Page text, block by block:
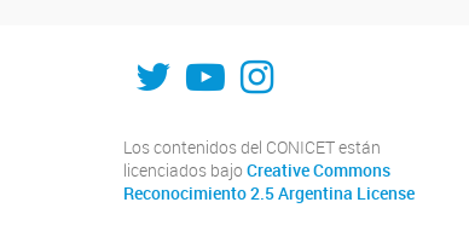
INFIQC
INFIQCINFIQC
Los contenidos del CONICET están
licenciados bajo Creative Commons
Reconocimiento 2.5 Argentina License